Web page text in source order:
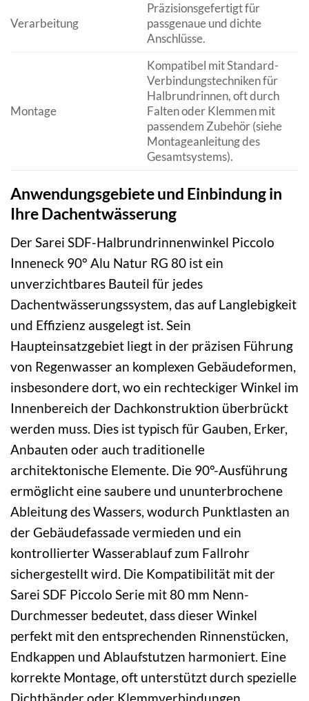
Verarbeitung
Präzisionsgefertigt für
passgenaue und dichte
Anschlüsse.
Montage
Kompatibel mit Standard-
Verbindungstechniken für
Halbrundrinnen, oft durch
Falten oder Klemmen mit
passendem Zubehör (siehe
Montageanleitung des
Gesamtsystems).
Anwendungsgebiete und Einbindung in
Ihre Dachentwässerung
Der Sarei SDF-Halbrundrinnenwinkel Piccolo
Inneneck 90° Alu Natur RG 80 ist ein
unverzichtbares Bauteil für jedes
Dachentwässerungssystem, das auf Langlebigkeit
und Effizienz ausgelegt ist. Sein
Haupteinsatzgebiet liegt in der präzisen Führung
von Regenwasser an komplexen Gebäudeformen,
insbesondere dort, wo ein rechteckiger Winkel im
Innenbereich der Dachkonstruktion überbrückt
werden muss. Dies ist typisch für Gauben, Erker,
Anbauten oder auch traditionelle
architektonische Elemente. Die 90°-Ausführung
ermöglicht eine saubere und ununterbrochene
Ableitung des Wassers, wodurch Punktlasten an
der Gebäudefassade vermieden und ein
kontrollierter Wasserablauf zum Fallrohr
sichergestellt wird. Die Kompatibilität mit der
Sarei SDF Piccolo Serie mit 80 mm Nenn-
Durchmesser bedeutet, dass dieser Winkel
perfekt mit den entsprechenden Rinnenstücken,
Endkappen und Ablaufstutzen harmoniert. Eine
korrekte Montage, oft unterstützt durch spezielle
Dichtbänder oder Klemmverbindungen,